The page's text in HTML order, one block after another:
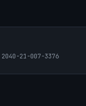
21-007-3376